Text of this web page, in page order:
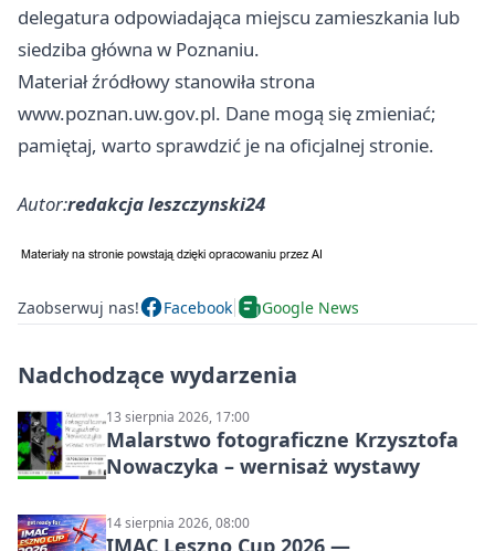
delegatura odpowiadająca miejscu zamieszkania lub
siedziba główna w Poznaniu.
Materiał źródłowy stanowiła strona
www.poznan.uw.gov.pl. Dane mogą się zmieniać;
pamiętaj, warto sprawdzić je na oficjalnej stronie.
Autor:redakcja leszczynski24
Zaobserwuj nas! Facebook Google News
Nadchodzące wydarzenia
13 sierpnia 2026, 17:00
Malarstwo fotograficzne Krzysztofa
Nowaczyka – wernisaż wystawy
14 sierpnia 2026, 08:00
IMAC Leszno Cup 2026 —